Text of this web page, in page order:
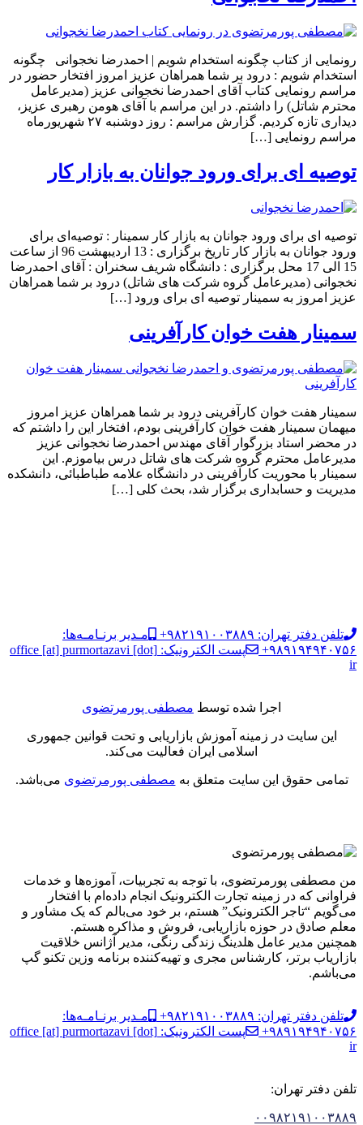
رونمایی از کتاب چگونه استخدام شویم | احمدرضا نخجوانی چگونه
استخدام شویم : درود بر شما همراهان عزیز امروز افتخار حضور در
مراسم رونمایی کتاب آقای احمدرضا نخجوانی عزیز (مدیرعامل
محترم شاتل) را داشتم. در این مراسم با آقای هومن رهبری عزیز،
دیداری تازه کردیم. گزارش مراسم : روز دوشنبه ۲۷ شهریورماه
مراسم رونمایی […]
توصیه ای برای ورود جوانان به بازار کار
توصیه ای برای ورود جوانان به بازار کار سمینار : توصیه‌ای برای
ورود جوانان به بازار کار تاریخ برگزاری : 13 اردیبهشت 96 از ساعت
15 الی 17 محل برگزاری :‌ دانشگاه شریف سخنران : آقای احمدرضا
نخجوانی (مدیرعامل گروه شرکت های شاتل) درود بر شما همراهان
عزیز امروز به سمینار توصیه ای برای ورود […]
سمینار هفت خوان کارآفرینی
سمینار هفت خوان کارآفرینی درود بر شما همراهان عزیز امروز
میهمان سمینار هفت خوان کارآفرینی بودم، افتخار این را داشتم که
در محضر استاد بزرگوار آقای مهندس احمدرضا نخجوانی عزیز
مدیرعامل محترم گروه شرکت های شاتل درس بیاموزم. این
سمینار با محوریت کارآفرینی در دانشگاه علامه طباطبائی، دانشکده
مدیریت و حسابداری برگزار شد، بحث کلی […]
تلفن دفتر تهران: ۹۸۲۱۹۱۰۰۳۸۸۹+
مـدیر برنـامـه‌ها:
۹۸۹۱۹۴۹۴۰۷۵۶+
پست الکترونیک: office [at] purmortazavi [dot]
ir
اجرا شده توسط مصطفی پورمرتضوی
این سایت در زمینه آموزش بازاریابی و تحت قوانین جمهوری
اسلامی ایران فعالیت می‌کند.
تمامی حقوق این سایت متعلق به مصطفی پورمرتضوی می‌باشد.
من مصطفی پورمرتضوی، با توجه به تجربیات، آموزه‌ها و خدمات
فراوانی که در زمینه تجارت الکترونیک انجام داده‌ام با افتخار
می‌گویم “تاجر الکترونیک” هستم، بر خود می‌بالم که یک مشاور و
معلم صادق در حوزه بازاریابی، فروش و مذاکره هستم.
همچنین مدیر عامل هلدینگ زندگی رنگی، مدیر آژانس خلاقیت
بازاریاب برتر، کارشناس مجری و تهیه‌کننده برنامه وزین تکنو گپ
می‌باشم.
تلفن دفتر تهران: ۹۸۲۱۹۱۰۰۳۸۸۹+
مـدیر برنـامـه‌ها:
۹۸۹۱۹۴۹۴۰۷۵۶+
پست الکترونیک: office [at] purmortazavi [dot]
ir
تلفن دفتر تهران:
۰۰۹۸۲۱۹۱۰۰۳۸۸۹